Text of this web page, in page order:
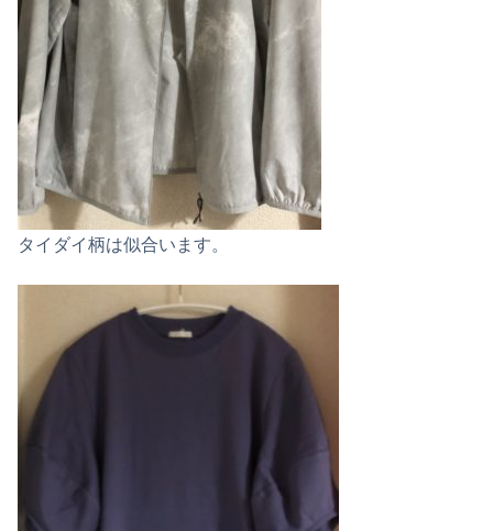
タイダイ柄は似合います。